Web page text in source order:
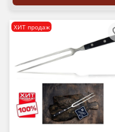
ХИТ продаж